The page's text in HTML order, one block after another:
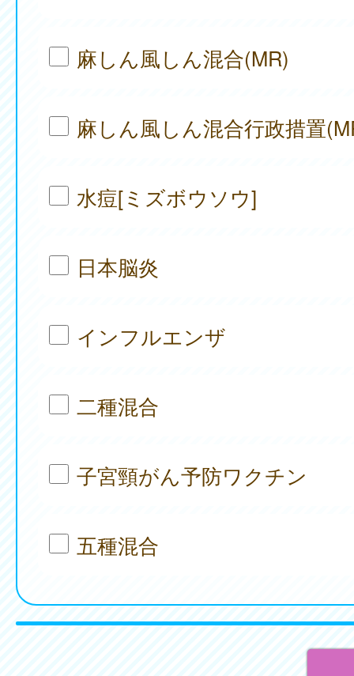
麻しん風しん混合(MR)
麻しん風しん混合行政措置
水痘[ミズボウソウ]
日本脳炎
インフルエンザ
二種混合
子宮頸がん予防ワクチン
五種混合